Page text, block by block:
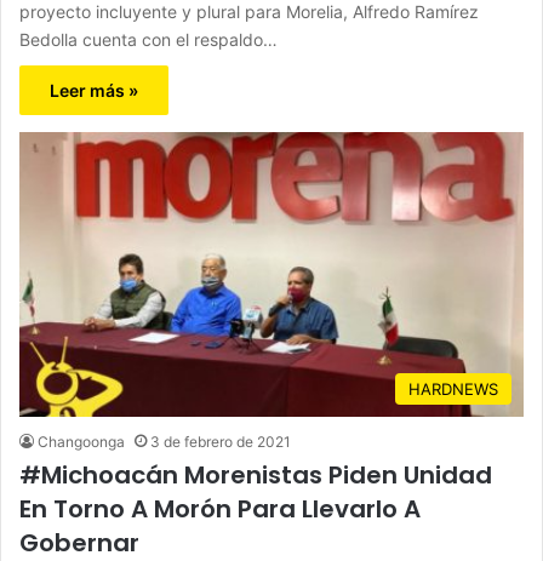
proyecto incluyente y plural para Morelia, Alfredo Ramírez
Bedolla cuenta con el respaldo…
Leer más »
HARDNEWS
Changoonga 3 de febrero de 2021
#Michoacán Morenistas Piden Unidad
En Torno A Morón Para Llevarlo A
Gobernar